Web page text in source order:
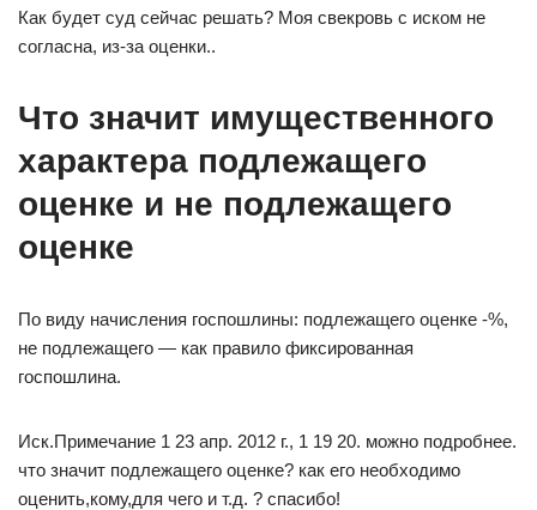
Как будет суд сейчас решать? Моя свекровь с иском не
согласна, из-за оценки..
Что значит имущественного
характера подлежащего
оценке и не подлежащего
оценке
По виду начисления госпошлины: подлежащего оценке -%,
не подлежащего — как правило фиксированная
госпошлина.
Иск.Примечание 1 23 апр. 2012 г., 1 19 20. можно подробнее.
что значит подлежащего оценке? как его необходимо
оценить,кому,для чего и т.д. ? спасибо!